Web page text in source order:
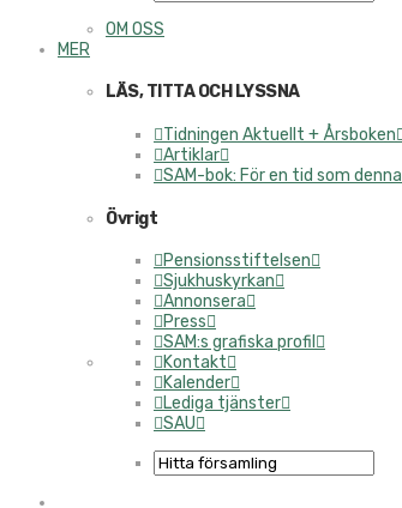
OM OSS
MER
LÄS, TITTA OCH LYSSNA
Tidningen Aktuellt + Årsboken
Artiklar
SAM-bok: För en tid som denna
Övrigt
Pensionsstiftelsen
Sjukhuskyrkan
Annonsera
Press
SAM:s grafiska profil
Kontakt
Kalender
Lediga tjänster
SAU